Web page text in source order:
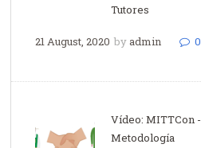
Tutores
21 August, 2020 byadmin 0
Vídeo: MITTCon -
Metodología